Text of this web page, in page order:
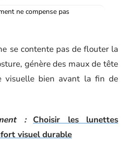
ne compense pas
se contente pas de flouter la
génère des maux de tête
visuelle bien avant la fin de
:
Choisir les lunettes
visuel durable